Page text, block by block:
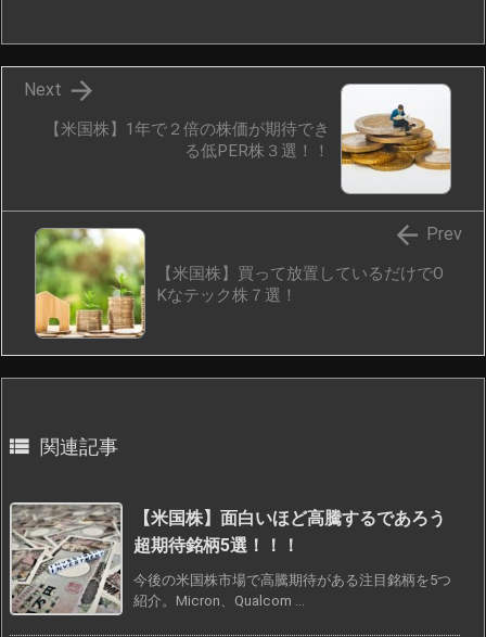
【米国株】1年で２倍の株価が期待でき
る低PER株３選！！

Next
【米国株】買って放置しているだけでO
Kなテック株７選！
 Prev
 関連記事
【米国株】面白いほど高騰するであろう
超期待銘柄5選！！！
今後の米国株市場で高騰期待がある注目銘柄を5つ
紹介。Micron、Qualcom ...